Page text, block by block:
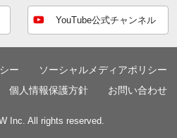
YouTube公式チャンネル
ー
ソーシャルメディアポリシー
個人情報保護方針 お問い合わせ
Inc. All rights reserved.